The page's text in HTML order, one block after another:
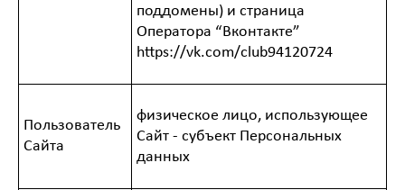
поддомены) и страница
Оператора “Вконтакте”
https://vk.com/club94120724
Пользователь
Сайта
физическое лицо, использующее
Сайт - субъект Персональных
данных